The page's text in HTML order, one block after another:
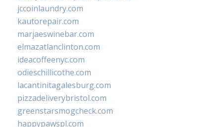
jccoinlaundry.com
kautorepair.com
marjaeswinebar.com
elmazatlanclinton.com
ideacoffeenyc.com
odieschillicothe.com
lacantinitagalesburg.com
pizzadeliverybristol.com
greenstarsmogcheck.com
happypawspl.com